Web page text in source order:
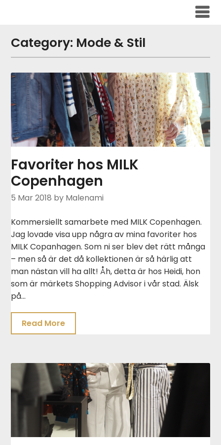
Category: Mode & Stil
Favoriter hos MILK
Copenhagen
5 Mar 2018 by Malenami
Kommersiellt samarbete med MILK Copenhagen.
Jag lovade visa upp några av mina favoriter hos
MILK Copanhagen. Som ni ser blev det rätt många
– men så är det då kollektionen är så härlig att
man nästan vill ha allt! Åh, detta är hos Heidi, hon
som är märkets Shopping Advisor i vår stad. Älsk
på…
Read More